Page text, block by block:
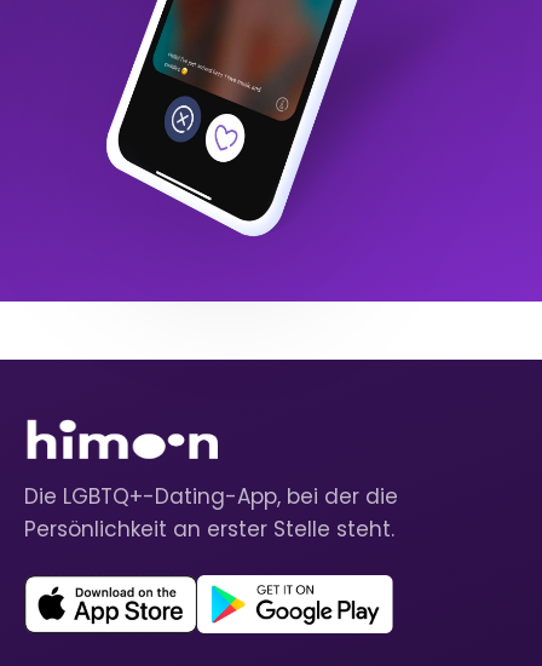
Die LGBTQ+-Dating-App, bei der die
Persönlichkeit an erster Stelle steht.